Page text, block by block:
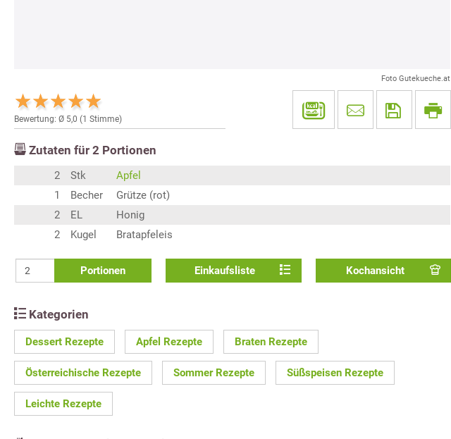
Foto Gutekueche.at
Bewertung: Ø 5,0 (1 Stimme)
Zutaten für 2 Portionen
2 Stk
Apfel
1
Becher
Grütze (rot)
2
EL
Honig
2
Kugel Bratapfeleis
Portionen Einkaufsliste Kochansicht
Kategorien
Dessert Rezepte Apfel Rezepte Braten Rezepte
Österreichische Rezepte Sommer Rezepte Süßspeisen Rezepte
Leichte Rezepte